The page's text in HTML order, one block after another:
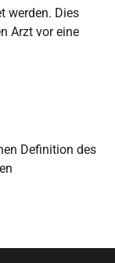
werden. Dies
Arzt vor eine
Definition des